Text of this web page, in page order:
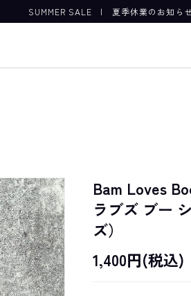
SUMMER SALE |夏季休業のお知ら
Bam Loves
ラブズ ブー
ズ）
1,400円(税込)